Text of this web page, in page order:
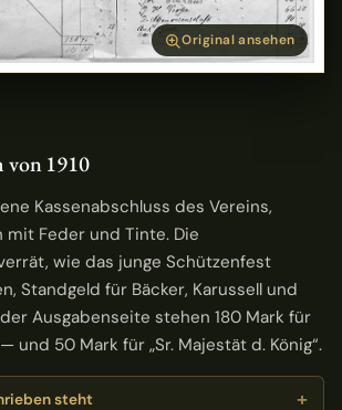
Original ansehen
von 1910
Kassenabschluss des Vereins,
Feder und Tinte. Die
wie das junge Schützenfest
Standgeld für Bäcker, Karussell und
Ausgabenseite stehen 180 Mark für
und 50 Mark für „Sr. Majestät d. König“.
steht